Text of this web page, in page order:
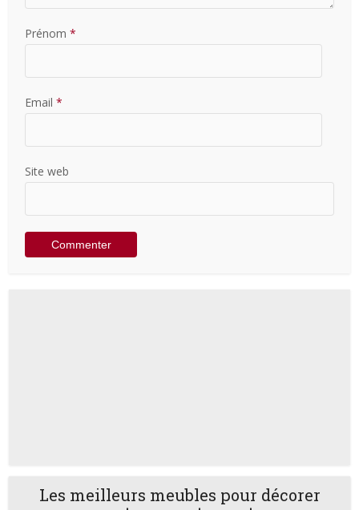
Prénom *
Email *
Site web
Les meilleurs meubles pour décorer